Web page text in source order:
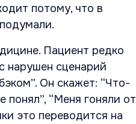
потому, что в
Пациент редко
нарушен сценарий
Он скажет: “Что-
понял”, “Меня гоняли от
это переводится на